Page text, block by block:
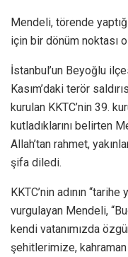
Mendeli, törende
için bir dönüm noktası
İstanbul’un Beyoğlu
Kasım’daki terör
kurulan KKTC’nin 39.
kutladıklarını belirten
Allah’tan rahmet,
şifa diledi.
KKTC’nin adının
vurgulayan Mendeli,
kendi vatanımızda
şehitlerimize,